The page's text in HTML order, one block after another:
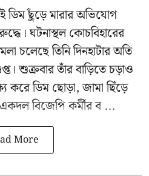
ডিম ছুঁড়ে মারার অভিযোগ
ঘটনাস্থল কোচবিহারের
চলেছে তিনি দিনহাটার অতি
।শুক্রবার তাঁর বাড়িতে চড়াও
করে ডিম ছোড়া, জামা ছিঁড়ে
বিজেপি কর্মীর ব ...
More